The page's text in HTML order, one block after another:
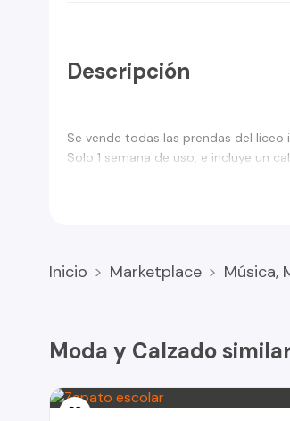
Descripción
Se vende todas las prendas del liceo
Solo 1 semana de uso, e incluye un
Inicio Marketplace Música,
Moda y Calzado